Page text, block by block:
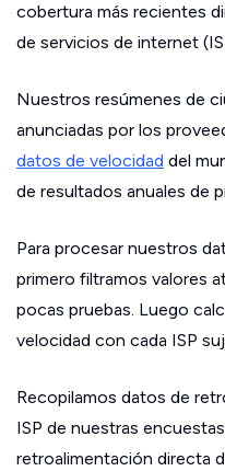
cobertura más recientes
de servicios de internet
Nuestros resúmenes de
anunciadas por los
datos de velocidad del
de resultados anuales de
Para procesar nuestros
primero filtramos valores
pocas pruebas. Luego
velocidad con cada ISP
Recopilamos datos de
ISP de nuestras
retroalimentación directa